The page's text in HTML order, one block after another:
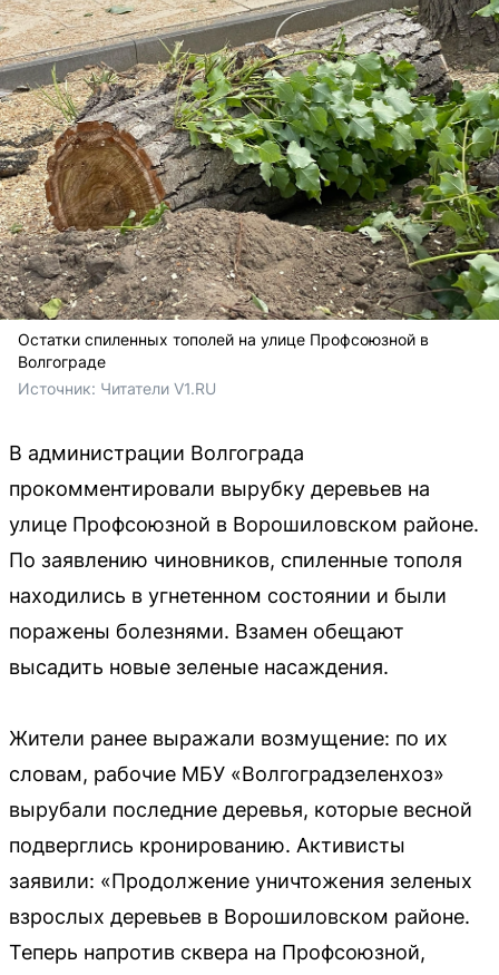
Остатки спиленных тополей на улице Профсоюзной в
Волгограде
Источник: Читатели V1.RU
В администрации Волгограда
прокомментировали вырубку деревьев на
улице Профсоюзной в Ворошиловском районе.
По заявлению чиновников, спиленные тополя
находились в угнетенном состоянии и были
поражены болезнями. Взамен обещают
высадить новые зеленые насаждения.
Жители ранее выражали возмущение: по их
словам, рабочие МБУ «Волгоградзеленхоз»
вырубали последние деревья, которые весной
подверглись кронированию. Активисты
заявили: «Продолжение уничтожения зеленых
взрослых деревьев в Ворошиловском районе.
Теперь напротив сквера на Профсоюзной,